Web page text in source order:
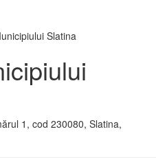
1, cod 230080, Slatina,